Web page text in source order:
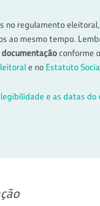
no regulamento
ao mesmo tempo.
conforme
e no Estatuto
e as datas do